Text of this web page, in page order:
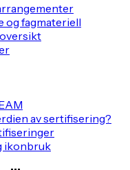
og fagmateriell
av sertifisering?
ikonbruk